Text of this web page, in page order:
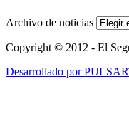
Archivo de noticias
Copyright © 2012 - El
Desarrollado por